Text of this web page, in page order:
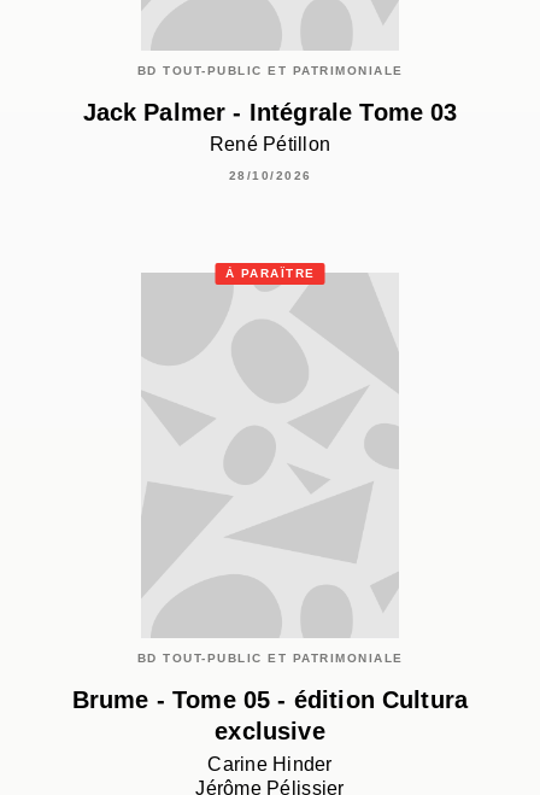
BD TOUT-PUBLIC ET PATRIMONIALE
Jack Palmer - Intégrale Tome 03
René Pétillon
28/10/2026
À PARAÎTRE
BD TOUT-PUBLIC ET PATRIMONIALE
Brume - Tome 05 - édition Cultura
exclusive
Carine Hinder
Jérôme Pélissier